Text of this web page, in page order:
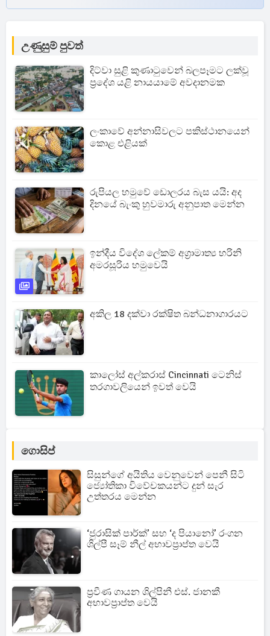
උණුසුම් පුවත්
දිට්වා සුළි කුණාටුවෙන් බලපෑමට ලක්වූ
ප්‍රදේශ යළි නායයාමේ අවදානමක
ලංකාවේ අන්නාසිවලට පකිස්ථානයෙන්
කොළ එළියක්
රුපියල හමුවේ ඩොලරය බැස යයි: අද
දිනයේ බැංකු හුවමාරු අනුපාත මෙන්න
ඉන්දීය විදේශ ලේකම් අග්‍රාමාත්‍ය හරිනි
අමරසූරිය හමුවෙයි
අකිල 18 දක්වා රක්ෂිත බන්ධනාගාරයට
කාලෝස් අල්කරාස් Cincinnati ටෙනිස්
තරගාවලියෙන් ඉවත් වෙයි
ගොසිප්
සිසුන්ගේ අයිතිය වෙනුවෙන් පෙනී සිටි
ජ්‍යෝතිකා විවේචකයන්ට දුන් සැර
උත්තරය මෙන්න
‘ජුරාසික් පාර්ක්’ සහ ‘ද පියානෝ’ රංගන
ශිල්පී සෑම් නීල් අභාවප්‍රාප්ත වෙයි
ප්‍රවීණ ගායන ශිල්පිනී එස්. ජානකී
අභාවප්‍රාප්ත වෙයි